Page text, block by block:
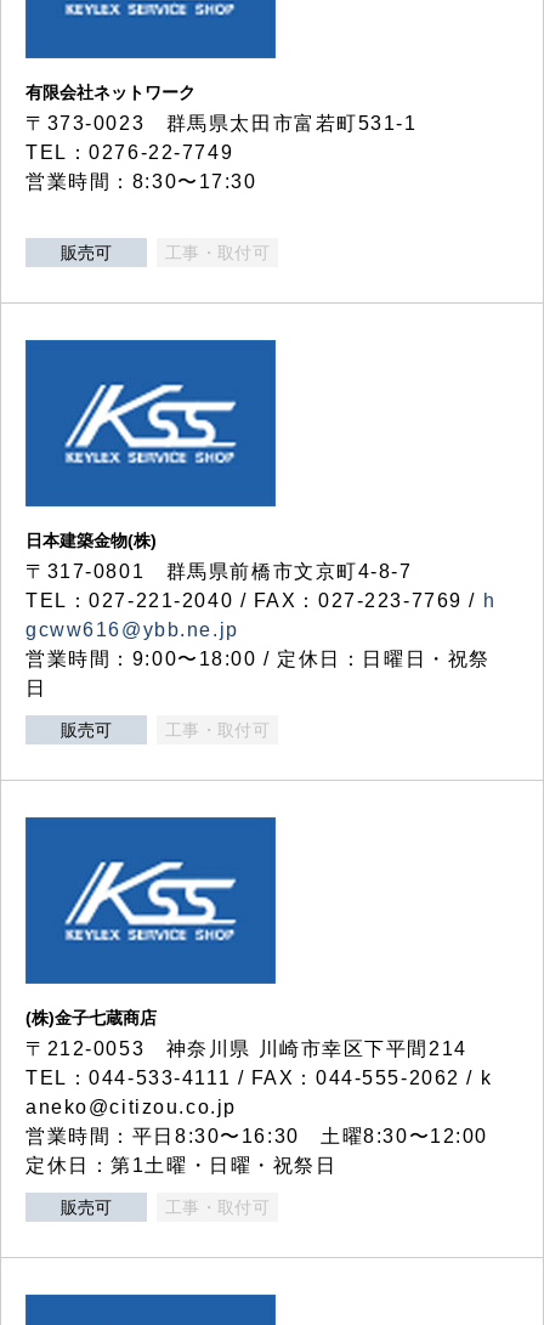
有限会社ネットワーク
〒373-0023 群馬県太田市富若町531-1
TEL：0276-22-7749
営業時間：8:30〜17:30
販売可 工事・取付可
日本建築金物(株)
〒317‐0801 群馬県前橋市文京町4-8-7
TEL：027-221-2040 / FAX：027-223-7769 / h
gcww616@ybb.ne.jp
営業時間：9:00〜18:00 / 定休日：日曜日・祝祭
日
販売可 工事・取付可
(株)金子七蔵商店
〒212-0053 神奈川県 川崎市幸区下平間214
TEL：044-533-4111 / FAX：044-555-2062 / k
aneko@citizou.co.jp
営業時間：平日8:30〜16:30 土曜8:30〜12:00
定休日：第1土曜・日曜・祝祭日
販売可 工事・取付可